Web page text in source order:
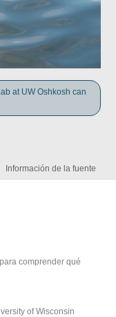
at UW Oshkosh can
Información de la fuente
comprender qué
of Wisconsin